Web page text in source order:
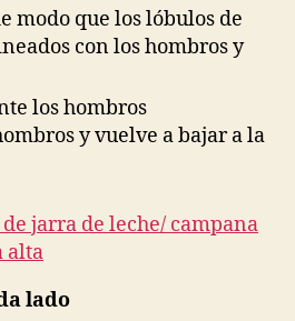
modo que los lóbulos de
con los hombros y
los hombros
y vuelve a bajar a la
jarra de leche/ campana
alta
lado